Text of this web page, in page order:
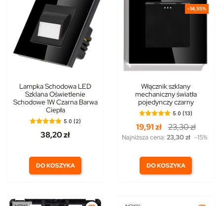
Lampka Schodowa LED
Szklana Oświetlenie
Schodowe 1W Czarna Barwa
Ciepła
5.0 (2)
38,20 zł
DO KOSZYKA
-14,55%
Włącznik szklany
mechaniczny światła
pojedynczy czarny
5.0 (13)
19,91 zł 23,30 zł
Najniższa cena: 23,30 zł -15%
DO KOSZYKA